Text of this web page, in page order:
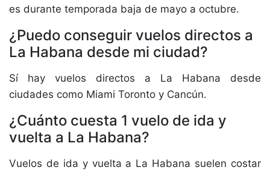
es durante temporada baja de mayo a octubre.
¿Puedo conseguir vuelos directos a
La Habana desde mi ciudad?
Sí hay vuelos directos a La Habana desde
ciudades como Miami Toronto y Cancún.
¿Cuánto cuesta 1 vuelo de ida y
vuelta a La Habana?
Vuelos de ida y vuelta a La Habana suelen costar